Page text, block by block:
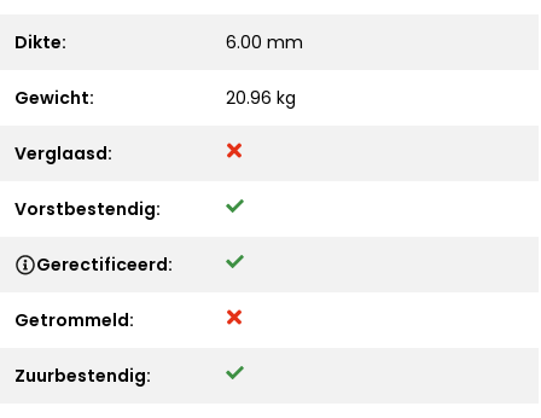
Dikte: 6.00 mm
Gewicht: 20.96 kg
Verglaasd:
Vorstbestendig:
Gerectificeerd:
Getrommeld:
Zuurbestendig: